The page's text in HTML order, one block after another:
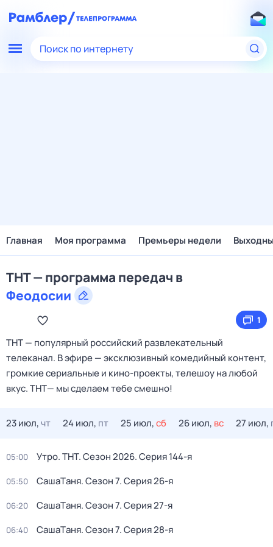
Поиск по интернету
Главная Моя программа Премьеры недели
ТНТ — программа передач в
Феодосии
1
ТНТ — популярный российский развлекательный
телеканал. В эфире — эксклюзивный комедийный контент,
громкие сериальные и кино‑проекты, телешоу на любой
вкус. ТНТ— мы сделаем тебе смешно!
23 июл,чт 24 июл, пт 25 июл,сб 26 июл, вс 27 июл,
05:00 Утро. ТНТ. Сезон 2026. Серия 144-я
05:50 CашаTаня. Сезон 7. Серия 26-я
06:20 CашаTаня. Сезон 7. Серия 27-я
06:40 CашаTаня. Сезон 7. Серия 28-я